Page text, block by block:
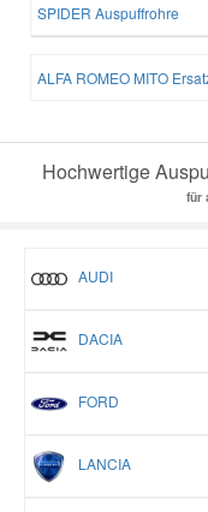
SPIDER Auspuffrohre
ALFA ROMEO MITO
Hochwertige
für
AUDI
DACIA
FORD
LANCIA